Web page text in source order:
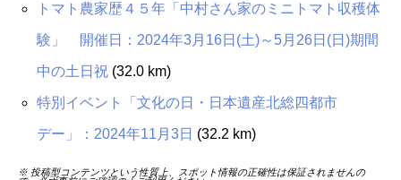
トマト農家歴４５年「中村さん家のミニトマト収穫体
験」 開催日：2024年3月16日(土)～5月26日(日)期間
中の土日祝(32.0 km)
特別イベント「文化の日・日本遺産北総四都市
デー」：2024年11月3日 (32.2 km)
※ 投稿型コンテンツという性質上、スポット情報の正確性は保証されませんの